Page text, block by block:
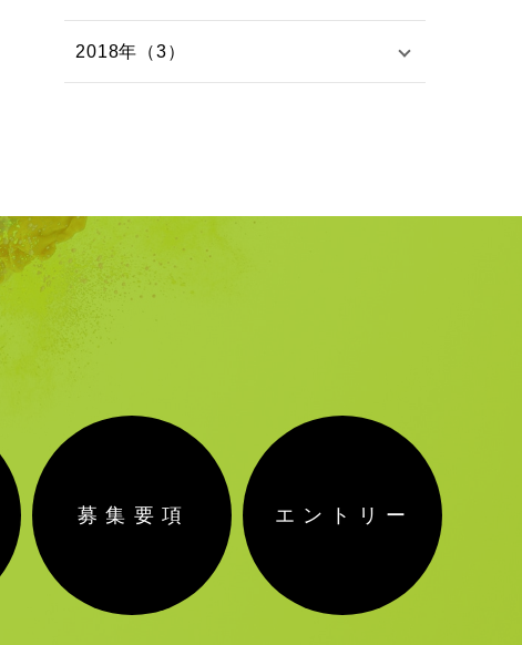
2018年（3）
募集要項 エントリー